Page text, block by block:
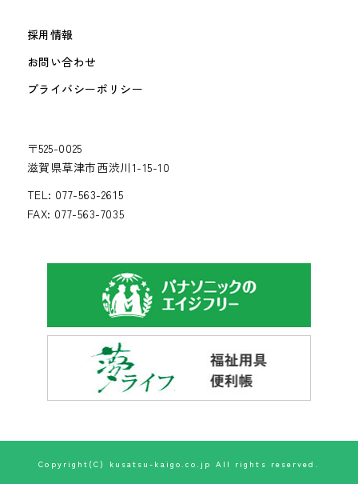
〒525-0025
滋賀県草津市西渋川1-15-10
TEL: 077-563-2615
FAX: 077-563-7035
採用情報
お問い合わせ
プライバシーポリシー
Copyright(C) kusatsu-kaigo.co.jp All rights reserved.